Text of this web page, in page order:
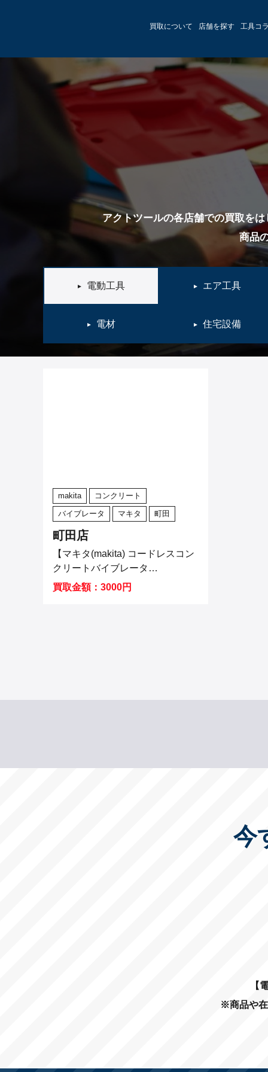
買取について 店舗を探す 工具コ
アクトツールの各店舗での買取を
商品
電動工具 エア工具
電材 住宅設備
makita
コンクリート
バイブレータ
マキタ 町田
町田店
【マキタ(makita) コードレスコン
クリートバイブレータ
VR350DZ】を買取させていただ
買取金額：3000円
今
【
※商品や在